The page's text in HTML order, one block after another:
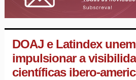
DOAJ e Latindex
impulsionar a
científicas ibero-